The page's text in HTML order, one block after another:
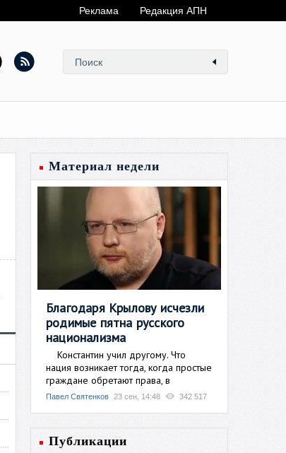
Реклама Редакция АПН
Материал недели
Благодаря Крылову исчезли
родимые пятна русского
национализма
Константин учил другому. Что
нация возникает тогда, когда простые
граждане обретают права, в
Павел Святенков 23 сен, 14:48 342 517
Публикации